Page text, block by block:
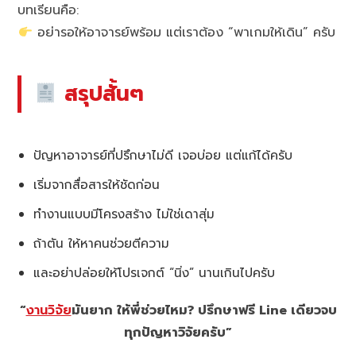
บทเรียนคือ:
อย่ารอให้อาจารย์พร้อม แต่เราต้อง “พาเกมให้เดิน” ครับ
สรุปสั้นๆ
ปัญหาอาจารย์ที่ปรึกษาไม่ดี เจอบ่อย แต่แก้ได้ครับ
เริ่มจากสื่อสารให้ชัดก่อน
ทำงานแบบมีโครงสร้าง ไม่ใช่เดาสุ่ม
ถ้าตัน ให้หาคนช่วยตีความ
และอย่าปล่อยให้โปรเจกต์ “นิ่ง” นานเกินไปครับ
“งานวิจัยมันยาก ให้พี่ช่วยไหม? ปรึกษาฟรี Line เดียวจบ
ทุกปัญหาวิจัยครับ”